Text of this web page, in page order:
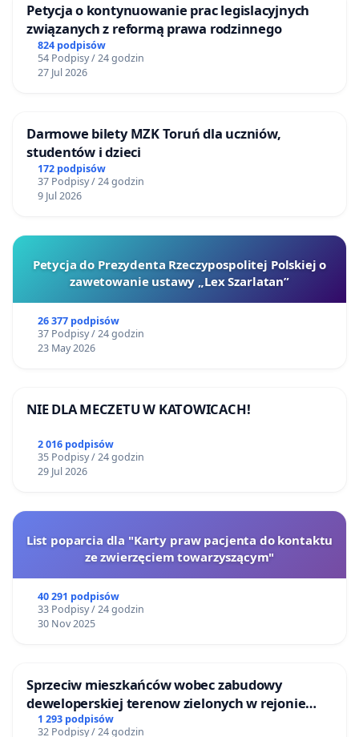
Petycja o kontynuowanie prac legislacyjnych
związanych z reformą prawa rodzinnego
824 podpisów
54 Podpisy / 24 godzin
27 Jul 2026
Darmowe bilety MZK Toruń dla uczniów,
studentów i dzieci
172 podpisów
37 Podpisy / 24 godzin
9 Jul 2026
Petycja do Prezydenta Rzeczypospolitej Polskiej o
zawetowanie ustawy „Lex Szarlatan”
26 377 podpisów
37 Podpisy / 24 godzin
23 May 2026
NIE DLA MECZETU W KATOWICACH!
2 016 podpisów
35 Podpisy / 24 godzin
29 Jul 2026
List poparcia dla "Karty praw pacjenta do kontaktu
ze zwierzęciem towarzyszącym"
40 291 podpisów
33 Podpisy / 24 godzin
30 Nov 2025
Sprzeciw mieszkańców wobec zabudowy
deweloperskiej terenow zielonych w rejonie
Bulwarów Straceńskich w Bielsku-Białej
1 293 podpisów
32 Podpisy / 24 godzin